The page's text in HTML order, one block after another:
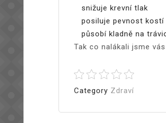
snižuje krevní tlak
posiluje pevnost kostí
působí kladně na
Tak co nalákali jsme
Category Zdraví